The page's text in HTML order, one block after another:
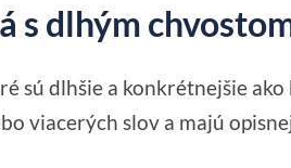
s dlhým
sú dlhšie a konkrétnejšie
viacerých slov a majú